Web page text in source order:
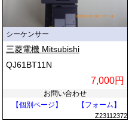
シーケンサー
三菱電機 Mitsubishi
QJ61BT11N
7,000円
お問い合わせ
【個別ページ】
【フォーム】
Z23112372